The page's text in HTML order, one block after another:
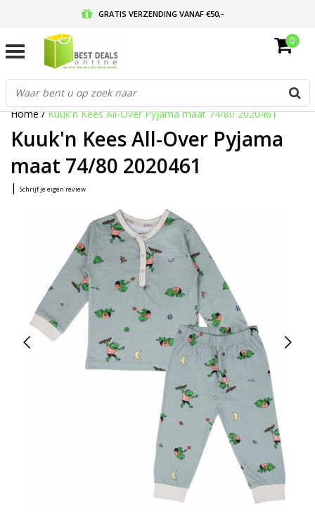
GRATIS VERZENDING VANAF €50,-
GRATIS RETOURNEREN EN 30 DAGEN BEDENKTIJD
0
Home/Kuuk'n Kees All-Over Pyjama maat 74/80 2020461
Kuuk'n Kees All-Over Pyjama
maat 74/80 2020461
| Schrijf je eigen review